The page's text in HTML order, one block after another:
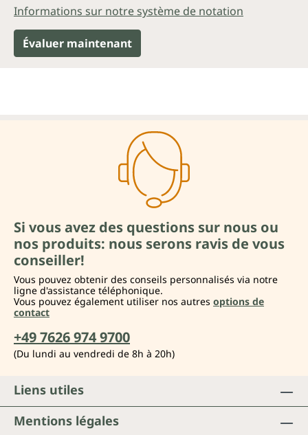
Informations sur notre système de notation
Évaluer maintenant
Si vous avez des questions sur nous ou
nos produits: nous serons ravis de vous
conseiller!
Vous pouvez obtenir des conseils personnalisés via notre
ligne d'assistance téléphonique.
Vous pouvez également utiliser nos autres options de
contact
+49 7626 974 9700
(Du lundi au vendredi de 8h à 20h)
Liens utiles
Mentions légales